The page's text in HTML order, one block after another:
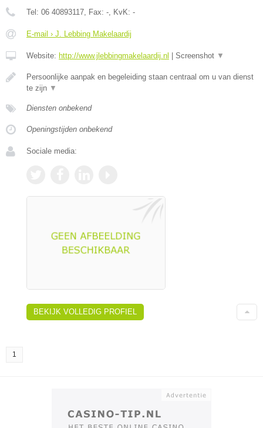
Tel: 06 40893117 , Fax: - , KvK: -
E-mail › J. Lebbing Makelaardij
Website: http://www.jlebbingmakelaardij.nl Screenshot ▼
Persoonlijke aanpak en begeleiding staan centraal om u van dienst
te zijn ▼
Diensten onbekend
Openingstijden onbekend
Sociale media:
BEKIJK VOLLEDIG PROFIEL
1